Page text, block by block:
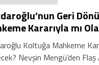
Geri
Kararıyla mı
Koltuğa Mahkeme
Nevşin Mengü’den Flaş